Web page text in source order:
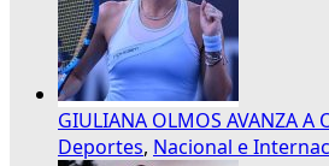
GIULIANA OLMOS AVANZA A
Deportes, Nacional e